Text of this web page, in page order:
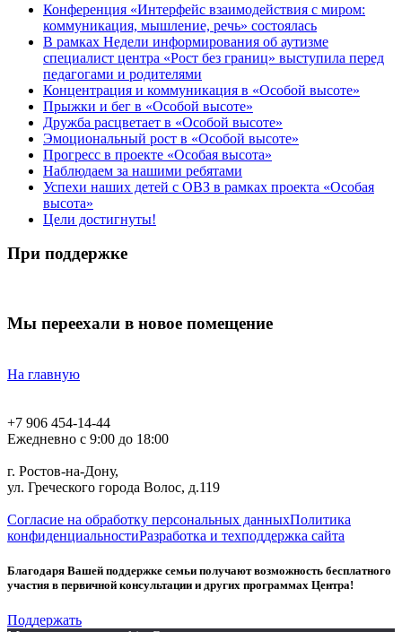
Конференция «Интерфейс взаимодействия с миром:
коммуникация, мышление, речь» состоялась
В рамках Недели информирования об аутизме
специалист центра «Рост без границ» выступила перед
педагогами и родителями
Концентрация и коммуникация в «Особой высоте»
Прыжки и бег в «Особой высоте»
Дружба расцветает в «Особой высоте»
Эмоциональный рост в «Особой высоте»
Прогресс в проекте «Особая высота»
Наблюдаем за нашими ребятами
Успехи наших детей с ОВЗ в рамках проекта «Особая
высота»
Цели достигнуты!
При поддержке
Мы переехали в новое помещение
На главную
+7 906 454-14-44
Ежедневно с 9:00 до 18:00
г. Ростов-на-Дону,
ул. Греческого города Волос, д.119
Согласие на обработку персональных данныхПолитика
конфиденциальностиРазработка и техподдержка сайта
Благодаря Вашей поддержке семьи получают возможность бесплатного
участия в первичной консультации и других программах Центра!
Поддержать